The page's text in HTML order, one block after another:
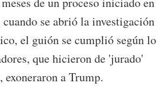
cuando se abrió la investigación
el guión se cumplió según lo
que hicieron de 'jurado'
exoneraron a Trump.